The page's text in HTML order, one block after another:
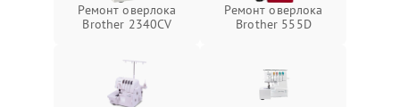
Ремонт оверлока
Brother 2340CV
Ремонт оверлока
Brother 555D